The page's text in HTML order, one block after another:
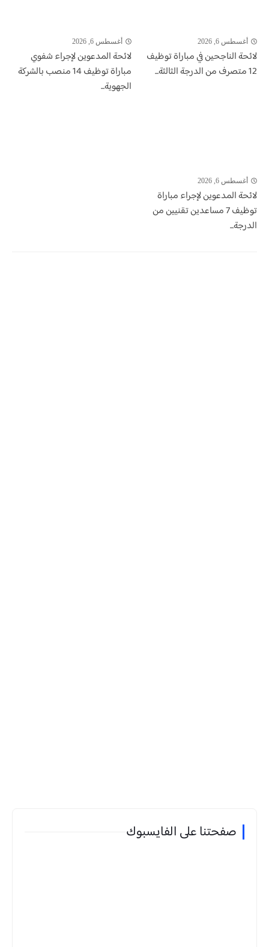
أغسطس 6, 2026
لائحة الناجحين في مباراة توظيف
12 متصرف من الدرجة الثالثة...
أغسطس 6, 2026
لائحة المدعوين لإجراء شفوي
مباراة توظيف 14 منصب بالشركة
الجهوية...
أغسطس 6, 2026
لائحة المدعوين لإجراء مباراة
توظيف 7 مساعدين تقنيين من
الدرجة...
صفحتنا على الفايسبوك